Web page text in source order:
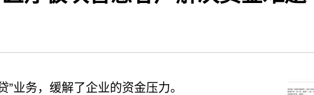
务，缓解了企业的资金压力。